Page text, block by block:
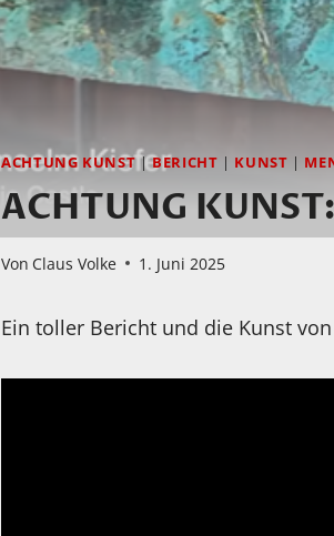
ACHTUNG KUNST|BERICHT | KUNST |
ACHTUNG
Von Claus Volke 1. Juni 2025
Ein toller Bericht und die Kunst